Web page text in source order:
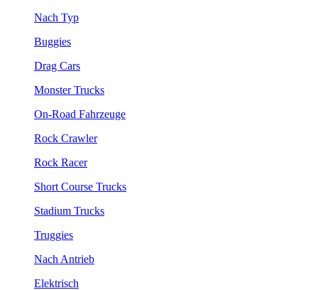
Nach Typ
Buggies
Drag Cars
Monster Trucks
On-Road Fahrzeuge
Rock Crawler
Rock Racer
Short Course Trucks
Stadium Trucks
Truggies
Nach Antrieb
Elektrisch